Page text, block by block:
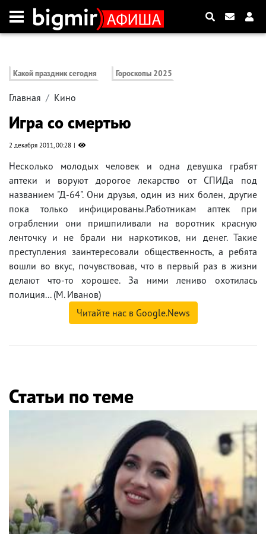
Какой праздник сегодня Гороскопы 2025
Главная Кино
Игра со смертью
2 декабря 2011, 00:28
Несколько молодых человек и одна девушка грабят
аптеки и воруют дорогое лекарство от СПИДа под
названием "Д-64". Они друзья, один из них болен, другие
пока только инфицированы.Работникам аптек при
ограблении они пришпиливали на воротник красную
ленточку и не брали ни наркотиков, ни денег. Такие
преступления заинтересовали общественность, а ребята
вошли во вкус, почувствовав, что в первый раз в жизни
делают что-то хорошее. За ними лениво охотилась
полиция... (М. Иванов)
Читайте нас в Google.News
Статьи по теме